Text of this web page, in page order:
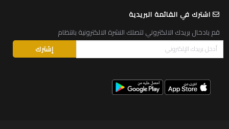
اشترك في القائمة البريدية
قم بادخال بريدك الالكتروني لتصلك النشرة الالكترونية بانتظام